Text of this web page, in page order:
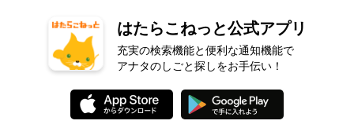
はたらこねっと公式アプリ
充実の検索機能と便利な通知機能で
アナタのしごと探しをお手伝い！